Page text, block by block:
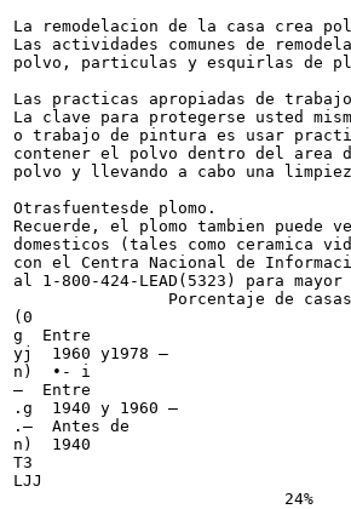
La remodelacion de la casa crea
Las actividades comunes de
polvo, particulas y esquirlas de
Las practicas apropiadas de
La clave para protegerse usted
o trabajo de pintura es usar
contener el polvo dentro del area
polvo y llevando a cabo una
Otrasfuentesde plomo.
Recuerde, el plomo tambien
domesticos (tales como ceramica
con el Centra Nacional de
al 1-800-424-LEAD(5323) para
Porcentaje de
(0
g  Entre
yj  1960 y1978 —
n)  •- i
—  Entre
.g  1940 y 1960 —
.—  Antes de
n)  1940
T3
LJJ
                            24%